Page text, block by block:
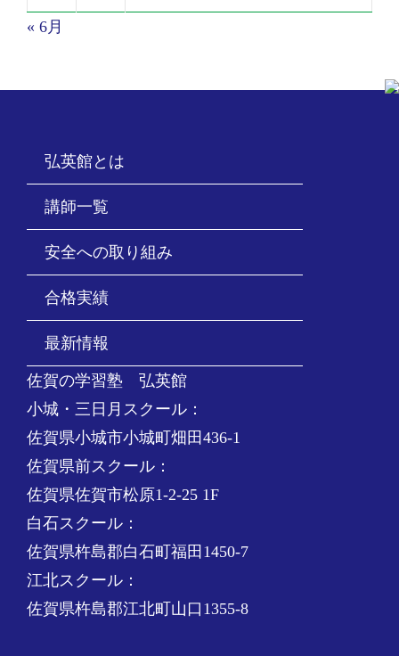
« 6月
弘英館とは
講師一覧
安全への取り組み
合格実績
最新情報
佐賀の学習塾 弘英館
小城・三日月スクール：
佐賀県小城市小城町畑田436-1
佐賀県前スクール：
佐賀県佐賀市松原1-2-25 1F
白石スクール：
佐賀県杵島郡白石町福田1450-7
江北スクール：
佐賀県杵島郡江北町山口1355-8